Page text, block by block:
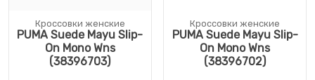
Кроссовки женские
PUMA Suede Mayu Slip-
On Mono Wns
(38396703)
Кроссовки женские
PUMA Suede Mayu Slip-
On Mono Wns
(38396702)